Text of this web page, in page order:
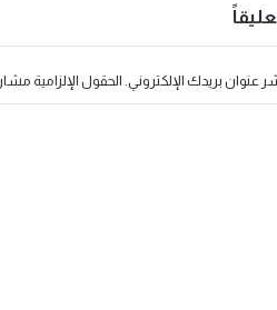
عنوان بريدك الإلكتروني. الحقول الإلزامية مشار